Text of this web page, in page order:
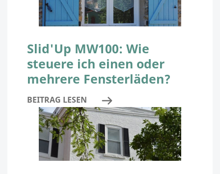
Slid'Up MW100: Wie
steuere ich einen oder
mehrere Fensterläden?
BEITRAG LESEN